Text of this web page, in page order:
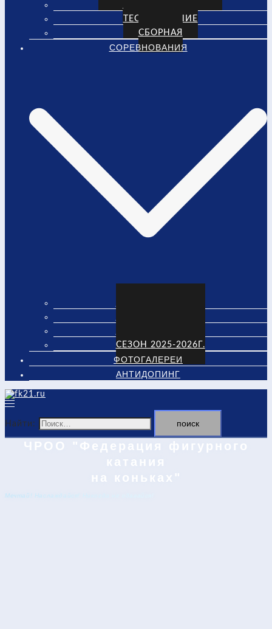
ТЕСТИРОВАНИЕ
СБОРНАЯ
СОРЕВНОВАНИЯ
СЕЗОН 2025-2026Г.
ФОТОГАЛЕРЕИ
АНТИДОПИНГ
Найти:
ЧРОО "Федерация фигурного
катания
на коньках"
Мечтай! Наслаждайся! Никогда не сдавайся!